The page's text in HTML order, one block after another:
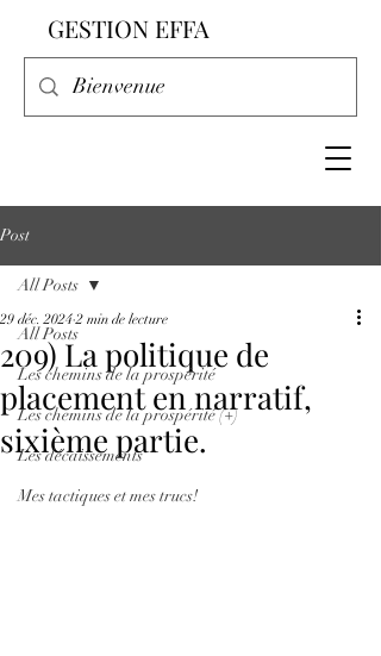
GESTION EFFA
Post
All Posts
Les chemins de la prospérité
Les chemins de la prospérité (+)
Les décaissements
Mes tactiques et mes trucs!
All Posts
209) La politique de
placement en narratif,
sixième partie.
29 déc. 2024 2 min de lecture